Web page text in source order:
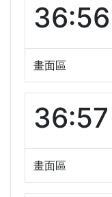
畫面區
畫面區